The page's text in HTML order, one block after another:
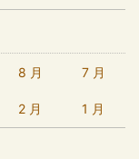
8 月 7 月
2 月 1 月